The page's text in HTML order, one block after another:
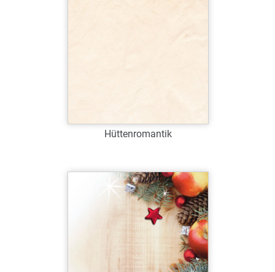
Hüttenromantik
Art.-Nr.: W39067
Verfügbar
Zum Merkzettel hinzufügen